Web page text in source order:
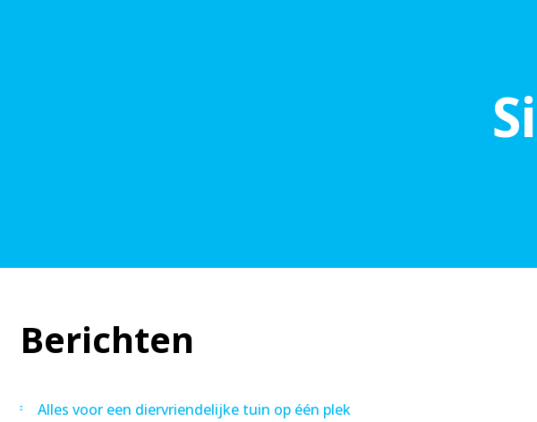
Berichten
Alles voor een diervriendelijke tuin op één plek